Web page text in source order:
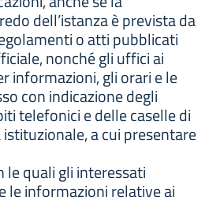
dell’istanza è prevista da
o atti pubblicati
nonché gli uffici ai
informazioni, gli orari e le
con indicazione degli
telefonici e delle caselle di
a cui presentare
le quali gli interessati
le informazioni relative ai